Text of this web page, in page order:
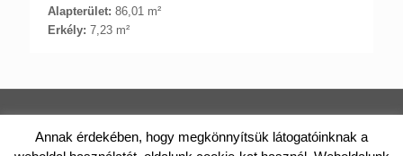
Alapterület: 86,01 m²
Erkély: 7,23 m²
Annak érdekében, hogy megkönnyítsük látogatóinknak a